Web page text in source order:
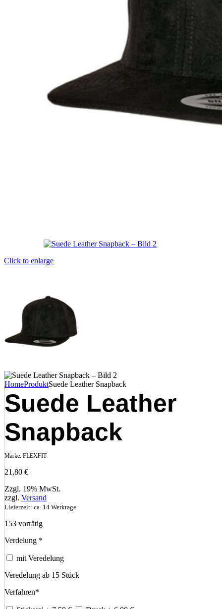
Click to enlarge
HomeProduktSuede Leather Snapback
Suede Leather
Snapback
Marke: FLEXFIT
21,80 €
Zzgl. 19% MwSt.
zzgl. Versand
Lieferzeit: ca. 14 Werktage
153 vorrätig
Verdelung *
mit Veredelung
Veredelung ab 15 Stück
Verfahren*